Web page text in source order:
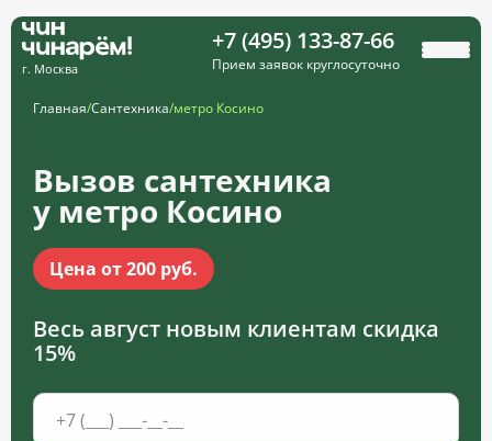
г. Москва
+7 (495) 133-87-66
Прием заявок круглосуточно
Главная/Сантехника/метро Косино
Вызов сантехника
у метро Косино
Цена от 200 руб.
Весь август новым клиентам скидка
15%